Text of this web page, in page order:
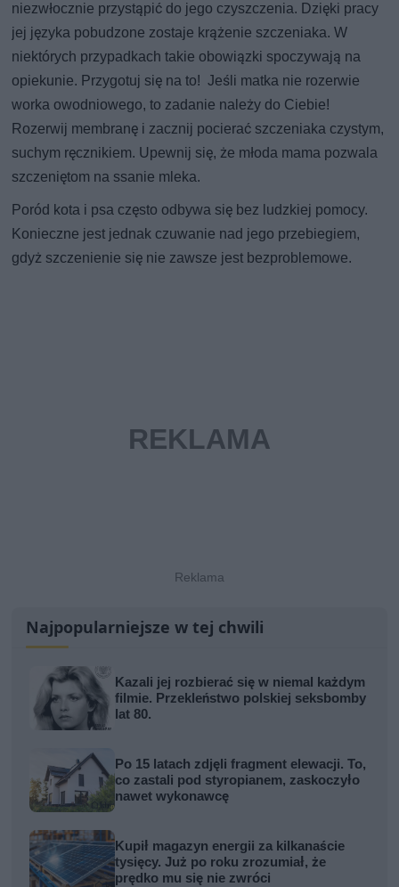
niezwłocznie przystąpić do jego czyszczenia. Dzięki pracy
jej języka pobudzone zostaje krążenie szczeniaka. W
niektórych przypadkach takie obowiązki spoczywają na
opiekunie. Przygotuj się na to! Jeśli matka nie rozerwie
worka owodniowego, to zadanie należy do Ciebie!
Rozerwij membranę i zacznij pocierać szczeniaka czystym,
suchym ręcznikiem. Upewnij się, że młoda mama pozwala
szczeniętom na ssanie mleka.
Poród kota i psa często odbywa się bez ludzkiej pomocy.
Konieczne jest jednak czuwanie nad jego przebiegiem,
gdyż szczenienie się nie zawsze jest bezproblemowe.
Najpopularniejsze w tej chwili
Kazali jej rozbierać się w niemal każdym
filmie. Przekleństwo polskiej seksbomby
lat 80.
Po 15 latach zdjęli fragment elewacji. To,
co zastali pod styropianem, zaskoczyło
nawet wykonawcę
Kupił magazyn energii za kilkanaście
tysięcy. Już po roku zrozumiał, że
prędko mu się nie zwróci